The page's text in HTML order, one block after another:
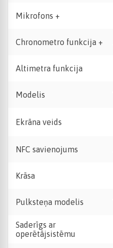
Mikrofons +
Chronometro funkcija +
Altimetra funkcija
Modelis
Ekrāna veids
NFC savienojums
Krāsa
Pulksteņa modelis
Saderīgs ar
operētājsistēmu